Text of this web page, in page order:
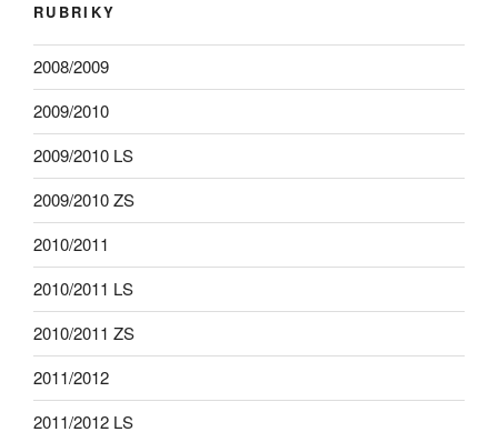
RUBRIKY
2008/2009
2009/2010
2009/2010 LS
2009/2010 ZS
2010/2011
2010/2011 LS
2010/2011 ZS
2011/2012
2011/2012 LS